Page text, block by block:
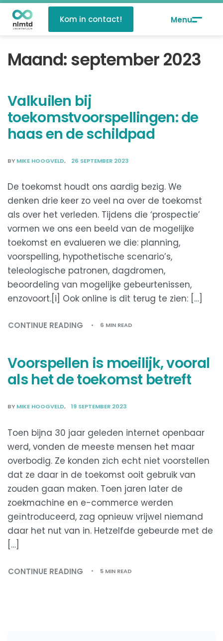
Kom in contact!
Maand:september 2023
Valkuilen bij
toekomstvoorspellingen: de
haas en de schildpad
BY MIKE HOOGVELD 26 SEPTEMBER 2023
De toekomst houdt ons aardig bezig. We
denken drie keer zo veel na over de toekomst
als over het verleden. Tijdens die ‘prospectie’
vormen we ons een beeld van de mogelijke
toekomst en evalueren we die: planning,
voorspelling, hypothetische scenario’s,
teleologische patronen, dagdromen,
beoordeling van mogelijke gebeurtenissen,
enzovoort.[i] Ook online is dit terug te zien: […]
CONTINUE READING 6 MIN READ
Voorspellen is moeilijk, vooral
als het de toekomst betreft
BY MIKE HOOGVELD 19 SEPTEMBER 2023
Toen bijna 30 jaar geleden internet openbaar
werd, vonden de meeste mensen het maar
overbodig. Ze konden zich echt niet voorstellen
dat ze daar in de toekomst ooit gebruik van
zouden gaan maken. Toen jaren later de
zoekmachine en e-commerce werden
geïntroduceerd, zag opnieuw vrijwel niemand
daar het nut van in. Hetzelfde gebeurde met de
[…]
CONTINUE READING 5 MIN READ